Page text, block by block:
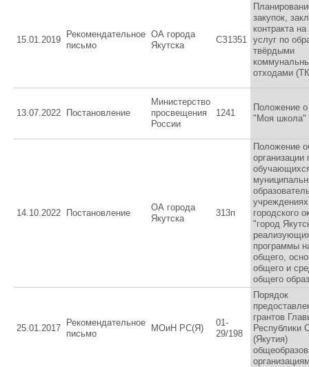
15.01.2019
Рекомендательное
письмо
ОА города
Якутска
СЗ1351
закупок,
контракта
услуг по
твёрдыми
отходами
13.07.2022 Постановление
Министерство
просвещения
России
1241
Положение
"Моя школа"
14.10.2022 Постановление
ОА города
Якутска
313п
Положение
организации
учреждениях
городского
"город
программы
общего,
общего и
общего
25.01.2017
Рекомендательное
письмо
МОиН РС(Я)
01-
29/198
Порядок
грантов
Республики
(Якутия)